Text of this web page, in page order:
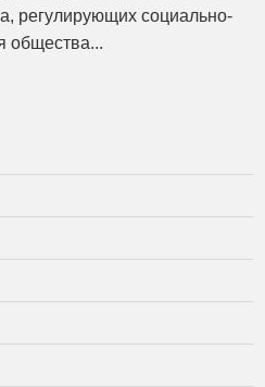
регулирующих социально-
общества...